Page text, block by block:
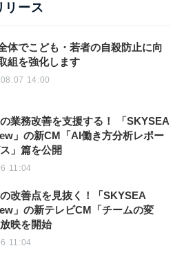
リース
体でこども・若者の自殺防止に向
組を強化します
14:00
業務改善を支援する！ 「SKYSEA
」の新CM「AI働き方分析レポー
」篇を公開
11:04
改善点を見抜く！「SKYSEA
」の新テレビCM「チームの変
映を開始
11:04